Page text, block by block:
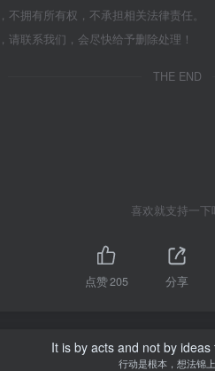
拥有所有权，不承担相关法律责任。
请联系我们，会尽快给予删除处理！
THE END
喜欢就支持一下
点赞205 分享
It is by acts and not by
行动是根本，想法锦